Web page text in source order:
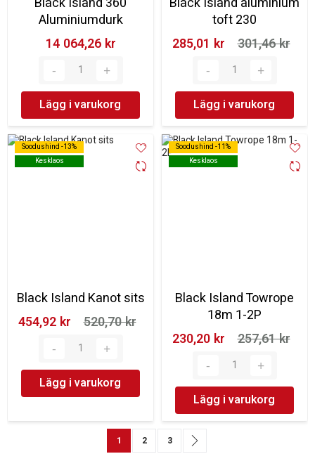
Aluminiumdurk
14 064,26 kr‎
Lägg i varukorg
toft 230
285,01 kr‎
301,46 kr‎
Lägg i varukorg
Soodushind -13%
Kesklaos
Soodushind -13%
Kesklaos
Black Island Kanot sits
454,92 kr‎
520,70 kr‎
Lägg i varukorg
Soodushind -11%
Kesklaos
Soodushind -11%
Kesklaos
Black Island Towrope
18m 1-2P
230,20 kr‎
257,61 kr‎
Lägg i varukorg
SidaYou're currently reading page
1 Sida
2 Sida
3